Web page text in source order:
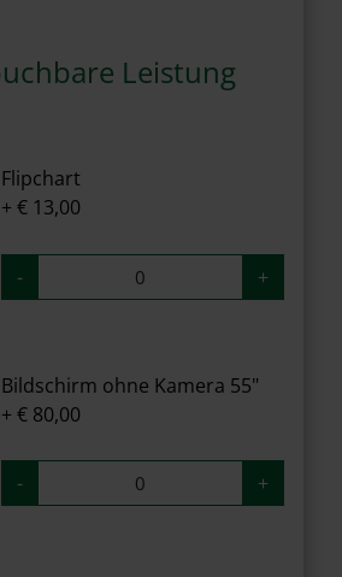
Leistung
Flipchart
+ € 13,00
- +
Bildschirm ohne Kamera 55"
+ € 80,00
- +